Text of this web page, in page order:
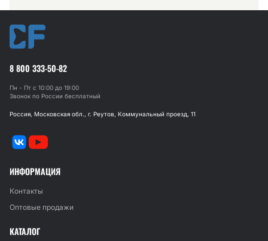
8 800 333-50-82
Пн - Пт с 10:00 до 19:00
Звонок по России бесплатный
Россия, Московская обл., г. Реутов, Коммунальный проезд, 11
ИНФОРМАЦИЯ
Контакты
Оптовые продажи
КАТАЛОГ